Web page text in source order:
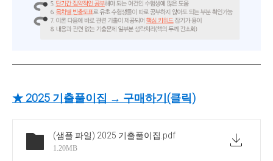
★ 2025 기출풀이집 → 구매하기(클릭)
(샘플 파일) 2025 기출풀이집 .pdf
1.20MB